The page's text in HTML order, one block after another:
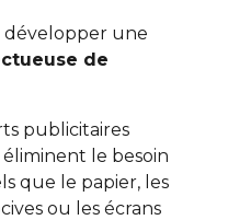
développer une
de
publicitaires
le besoin
que le papier, les
ou les écrans